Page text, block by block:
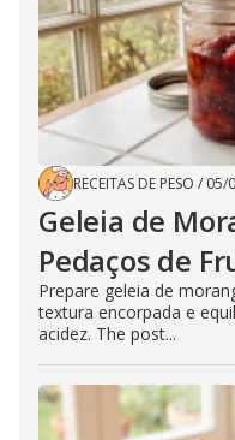
RECEITAS DE PESO / 05/
Geleia de
Pedaços de
Prepare geleia de
textura encorpada e
acidez. The post...